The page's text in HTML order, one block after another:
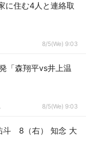
に住む4人と連絡取
8/5(We) 9:03
「森翔平vs井上温
8/5(We) 9:03
斗 8（右） 知念 大